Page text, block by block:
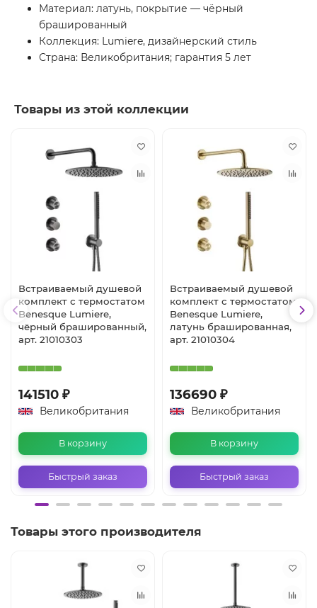
Материал: латунь, покрытие — чёрный
брашированный
Коллекция: Lumiere, дизайнерский стиль
Страна: Великобритания; гарантия 5 лет
Товары из этой коллекции
Встраиваемый душевой
комплект с термостатом
Benesque Lumiere,
чёрный брашированный,
арт. 21010303
141510 ₽
Великобритания
В корзину
Быстрый заказ
Встраиваемый душевой
комплект с термостатом
Benesque Lumiere,
латунь брашированная,
арт. 21010304
136690 ₽
Великобритания
В корзину
Быстрый заказ
Товары этого производителя